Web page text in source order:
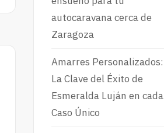
autocaravana cerca de
Zaragoza
Amarres Personalizados:
La Clave del Éxito de
Esmeralda Luján en cada
Caso Único